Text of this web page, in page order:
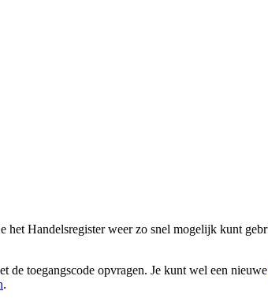
Handelsregister weer zo snel mogelijk kunt
toegangscode opvragen. Je kunt wel een nieuwe
.